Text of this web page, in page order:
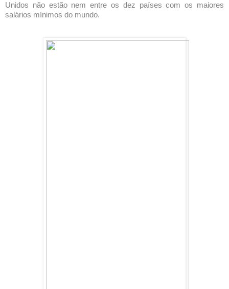
Unidos não estão nem entre os dez países com os maiores
salários mínimos do mundo.